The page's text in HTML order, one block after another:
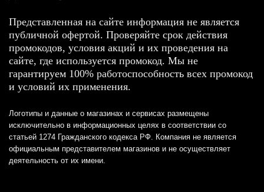
Представленная на сайте информация не является
публичной офертой. Проверяйте срок действия
промокодов, условия акций и их проведения на
сайте, где используется промокод. Мы не
гарантируем 100% работоспособность всех промокод
и условий их применения.
Логотипы и данные о магазинах и сервисах размещены
исключительно в информационных целях в соответствии со
статьей 1274 Гражданского кодекса РФ. Компания не является
официальным представителем магазинов и не осуществляет
деятельность от их имени.